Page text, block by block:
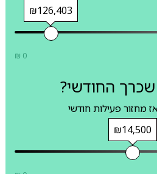
₪126,403
₪ 0
החודשי?
מחזור פעילות חודשי
₪14,500